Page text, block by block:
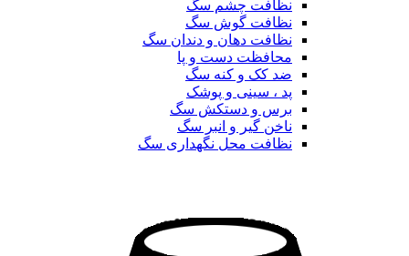
نظافت چشم سگ
نظافت گوش سگ
نظافت دهان و دندان سگ
محافظت دست و پا
ضد کک و کنه سگ
پد ، سینی و پوشک
برس و دستکش سگ
ناخن گیر و انبر سگ
نظافت محل نگهداری سگ